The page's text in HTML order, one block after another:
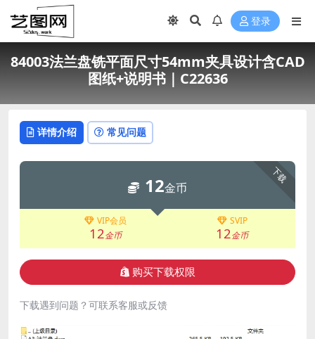
登录
84003法兰盘铣平面尺寸54mm夹具设计含CAD
图纸+说明书｜C22636
详情介绍 常见问题
下载
12金币
VIP会员
12金币
SVIP
12金币
购买下载权限
下载遇到问题？可联系客服或反馈